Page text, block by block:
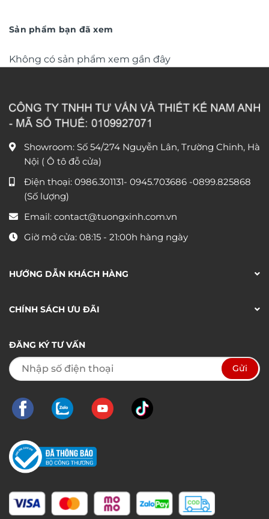
Sản phẩm bạn đã xem
Không có sản phẩm xem gần đây
Showroom: Số 54/274 Nguyễn Lân, Trường Chinh, Hà
Nội ( Ô tô đỗ cửa)
Điện thoại: 0986.301131- 0945.703686 -0899.825868
(Số lượng)
Email: contact@tuongxinh.com.vn
Giờ mở cửa: 08:15 - 21:00h hàng ngày
HƯỚNG DẪN KHÁCH HÀNG
CHÍNH SÁCH ƯU ĐÃI
ĐĂNG KÝ TƯ VẤN